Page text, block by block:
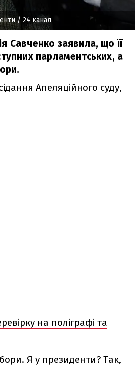
/ 24 канал
Савченко заявила, що її
парламентських, а
Апеляційного суду,
на поліграфі та
Я у президенти? Так,